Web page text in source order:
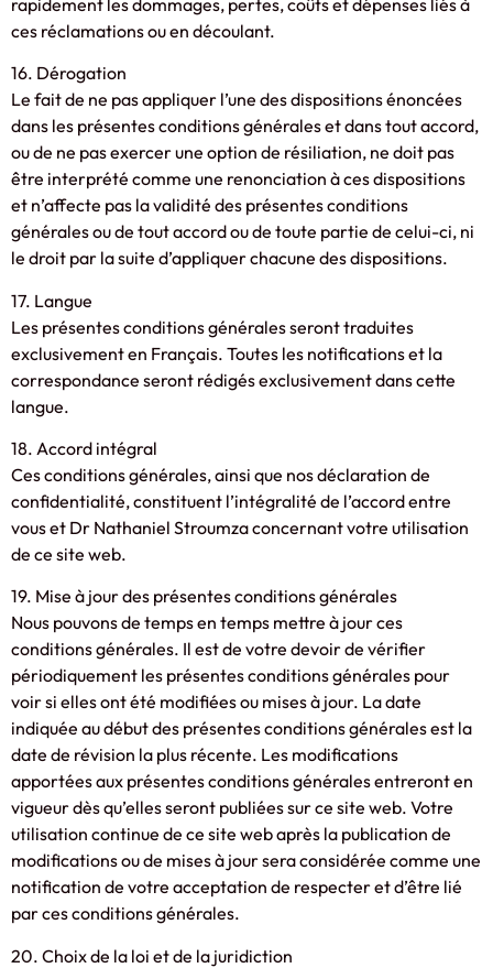
ces réclamations ou en découlant.
16. Dérogation
Le fait de ne pas appliquer l’une des dispositions énoncées
dans les présentes conditions générales et dans tout accord,
ou de ne pas exercer une option de résiliation, ne doit pas
être interprété comme une renonciation à ces dispositions
et n’affecte pas la validité des présentes conditions
générales ou de tout accord ou de toute partie de celui-ci, ni
le droit par la suite d’appliquer chacune des dispositions.
17. Langue
Les présentes conditions générales seront traduites
exclusivement en Français. Toutes les notifications et la
correspondance seront rédigés exclusivement dans cette
langue.
18. Accord intégral
Ces conditions générales, ainsi que nos déclaration de
confidentialité, constituent l’intégralité de l’accord entre
vous et Dr Nathaniel Stroumza concernant votre utilisation
de ce site web.
19. Mise à jour des présentes conditions générales
Nous pouvons de temps en temps mettre à jour ces
conditions générales. Il est de votre devoir de vérifier
périodiquement les présentes conditions générales pour
voir si elles ont été modifiées ou mises à jour. La date
indiquée au début des présentes conditions générales est la
date de révision la plus récente. Les modifications
apportées aux présentes conditions générales entreront en
vigueur dès qu’elles seront publiées sur ce site web. Votre
utilisation continue de ce site web après la publication de
modifications ou de mises à jour sera considérée comme une
notification de votre acceptation de respecter et d’être lié
par ces conditions générales.
20. Choix de la loi et de la juridiction